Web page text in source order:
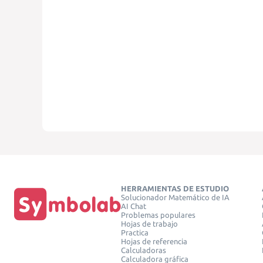
HERRAMIENTAS DE ESTUDIO
Solucionador Matemático de IA
AI Chat
Problemas populares
Hojas de trabajo
Practica
Hojas de referencia
Calculadoras
Calculadora gráfica